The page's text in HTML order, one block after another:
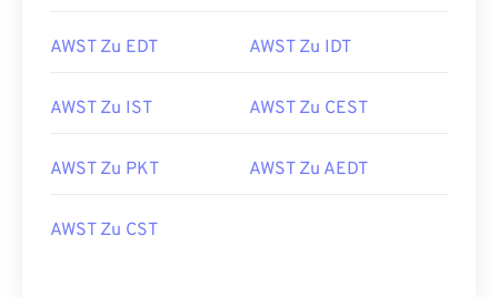
AWST Zu EDT AWST Zu IDT
AWST Zu IST AWST Zu CEST
AWST Zu PKT AWST Zu AEDT
AWST Zu CST